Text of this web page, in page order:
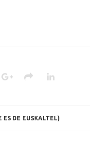
ES DE EUSKALTEL)